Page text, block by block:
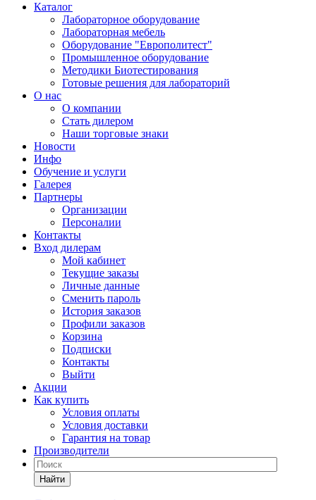
Каталог
Лабораторное оборудование
Лабораторная мебель
Оборудование "Европолитест"
Промышленное оборудование
Методики Биотестирования
Готовые решения для лабораторий
О нас
О компании
Стать дилером
Наши торговые знаки
Новости
Инфо
Обучение и услуги
Галерея
Партнеры
Организации
Персоналии
Контакты
Вход дилерам
Мой кабинет
Текущие заказы
Личные данные
Сменить пароль
История заказов
Профили заказов
Корзина
Подписки
Контакты
Выйти
Акции
Как купить
Условия оплаты
Условия доставки
Гарантия на товар
Производители
Найти